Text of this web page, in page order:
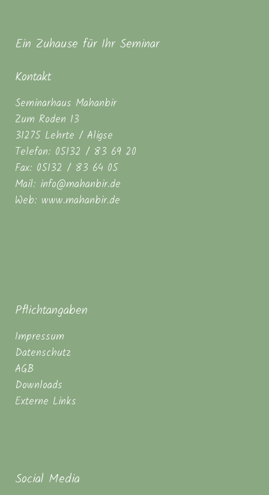
Ein Zuhause für Ihr Seminar
Kontakt
Seminarhaus Mahanbir
Zum Roden 13
31275 Lehrte / Aligse
Telefon: 05132 / 83 69 20
Fax: 05132 / 83 64 05
Mail: info@mahanbir.de
Web: www.mahanbir.de
Pflichtangaben
Impressum
Datenschutz
AGB
Downloads
Externe Links
Social Media